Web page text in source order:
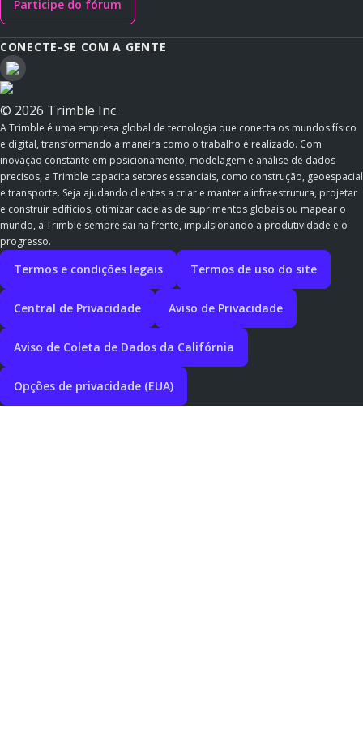
Participe do fórum
CONECTE-SE COM A GENTE
© 2026 Trimble Inc.
A Trimble é uma empresa global de tecnologia que conecta os mundos físico
e digital, transformando a maneira como o trabalho é realizado. Com
inovação constante em posicionamento, modelagem e análise de dados
precisos, a Trimble capacita setores essenciais, como construção, geoespacial
e transporte. Seja ajudando clientes a criar e manter a infraestrutura, projetar
e construir edifícios, otimizar cadeias de suprimentos globais ou mapear o
mundo, a Trimble sempre sai na frente, impulsionando a produtividade e o
progresso.
Termos e condições legais Termos de uso do site
Central de Privacidade Aviso de Privacidade
Aviso de Coleta de Dados da Califórnia
Opções de privacidade (EUA)